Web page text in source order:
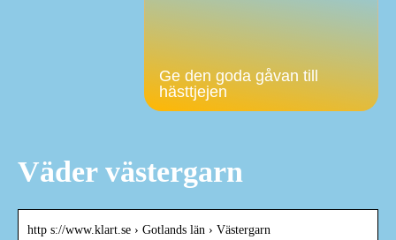
Ge den goda gåvan till
hästtjejen
Väder västergarn
http s://www.klart.se › Gotlands län › Västergarn